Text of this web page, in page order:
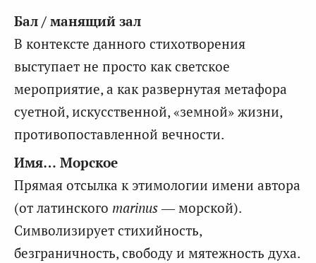
Бал / манящий зал
В контексте данного стихотворения
выступает не просто как светское
мероприятие, а как развернутая метафора
суетной, искусственной, «земной» жизни,
противопоставленной вечности.
Имя… Морское
Прямая отсылка к этимологии имени автора
(от латинского marinus— морской).
Символизирует стихийность,
безграничность, свободу и мятежность духа.